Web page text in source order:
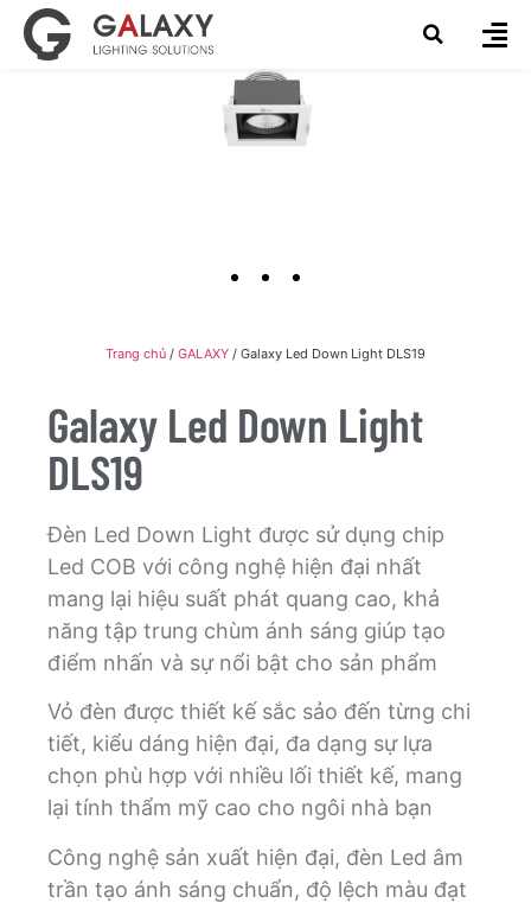
Trang chủ / GALAXY / Galaxy Led Down Light DLS19
Galaxy Led Down Light
DLS19
Đèn Led Down Light được sử dụng chip
Led COB với công nghệ hiện đại nhất
mang lại hiệu suất phát quang cao, khả
năng tập trung chùm ánh sáng giúp tạo
điểm nhấn và sự nổi bật cho sản phẩm
Vỏ đèn được thiết kế sắc sảo đến từng chi
tiết, kiểu dáng hiện đại, đa dạng sự lựa
chọn phù hợp với nhiều lối thiết kế, mang
lại tính thẩm mỹ cao cho ngôi nhà bạn
Công nghệ sản xuất hiện đại, đèn Led âm
trần tạo ánh sáng chuẩn, độ lệch màu đạt